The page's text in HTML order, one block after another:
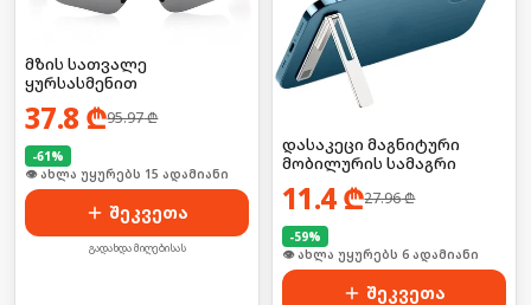
მზის სათვალე
ყურსასმენით
37.8 ₾95.97₾
-61%
🛒 ბოლო 24სთ-ში იყიდა 19-მა
შეკვეთა
გადახდა მიღებისას
დასაკეცი მაგნიტური
მობილურის სამაგრი
11.4₾27.96₾
-59%
🛒 ბოლო 24სთ-ში იყიდა 13-მა
შეკვეთა